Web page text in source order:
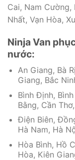
Cai, Nam Cường,
Nhất, Vạn Hòa,
Ninja Van
nước:
An Giang, Bà
Giang, Bắc
Bình Định,
Bằng, Cần
Điện Biên,
Hà Nam, Hà
Hòa Bình, Hồ
Hòa, Kiên